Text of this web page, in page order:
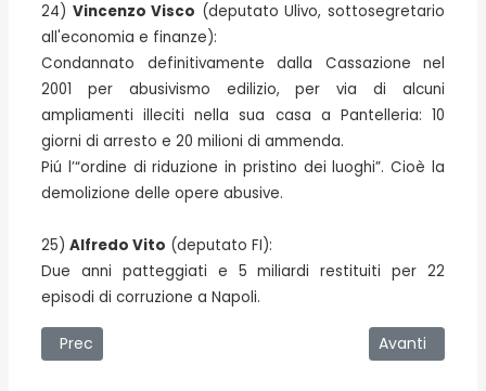
24) Vincenzo Visco (deputato Ulivo, sottosegretario
all'economia e finanze):
Condannato definitivamente dalla Cassazione nel
2001 per abusivismo edilizio, per via di alcuni
ampliamenti illeciti nella sua casa a Pantelleria: 10
giorni di arresto e 20 milioni di ammenda.
Piú l’“ordine di riduzione in pristino dei luoghi”. Cioè la
demolizione delle opere abusive.
25) Alfredo Vito (deputato FI):
Due anni patteggiati e 5 miliardi restituiti per 22
episodi di corruzione a Napoli.
Articolo precedente: 17/09/2007 - Messina spende 1.300
Prec Articolo
Avanti